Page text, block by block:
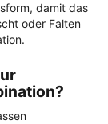
damit das
oder Falten